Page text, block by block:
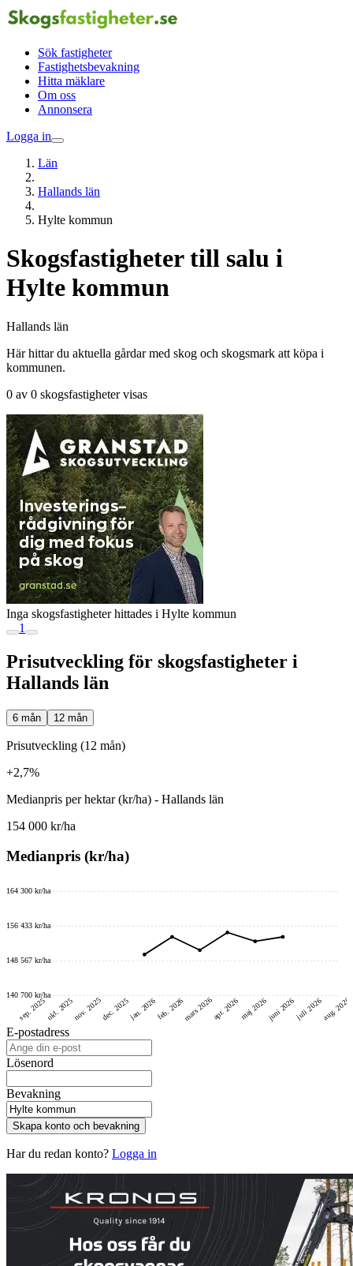
Sök fastigheter
Fastighetsbevakning
Hitta mäklare
Om oss
Annonsera
Logga in
Län
Hallands län
Hylte kommun
Skogsfastigheter till salu i
Hylte kommun
Hallands län
Här hittar du aktuella gårdar med skog och skogsmark att köpa i
kommunen.
0 av 0 skogsfastigheter visas
Inga skogsfastigheter hittades i Hylte kommun
1
Prisutveckling för skogsfastigheter i
Hallands län
6 mån 12 mån
Prisutveckling (12 mån)
+2,7%
Medianpris per hektar (kr/ha) - Hallands län
154 000 kr/ha
Medianpris (kr/ha)
140 700 kr/ha
148 567 kr/ha
156 433 kr/ha
164 300 kr/ha
sep. 2025okt. 2025nov. 2025dec. 2025jan. 2026feb. 2026mars 2026apr. 2026maj 2026juni 2026juli 2026aug. 2026
E-postadress
Lösenord
Bevakning
Skapa konto och bevakning
Har du redan konto? Logga in